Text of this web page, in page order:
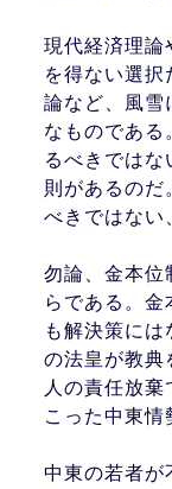
現代経済理論
を得ない選
論など、風雪
なものであ
るべきでは
則があるのだ
べきではない
勿論、金本位
らである。
も解決策に
の法皇が教典
人の責任放
こった中東
中東の若者が